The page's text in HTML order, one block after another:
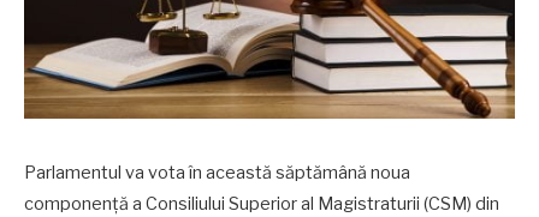
Parlamentul va vota în această săptămână noua
componență a Consiliului Superior al Magistraturii (CSM) din